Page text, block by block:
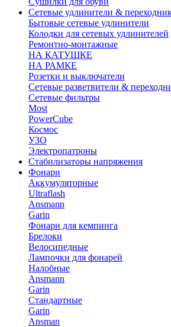
Сетевые удлинители &
Бытовые сетевые удлинители
Колодки для сетевых удлинителей
Ремонтно-монтажные
НА КАТУШКЕ
НА РАМКЕ
Розетки и выключатели
Сетевые разветвители &
Сетевые фильтры
Most
PowerCube
Космос
УЗО
Электропатроны
Стабилизаторы напряжения
Фонари
Аккумуляторные
Ultraflash
Ansmann
Garin
Фонари для кемпинга
Брелоки
Велосипедные
Лампочки для фонарей
Налобные
Ansmann
Garin
Стандартные
Garin
Ansman